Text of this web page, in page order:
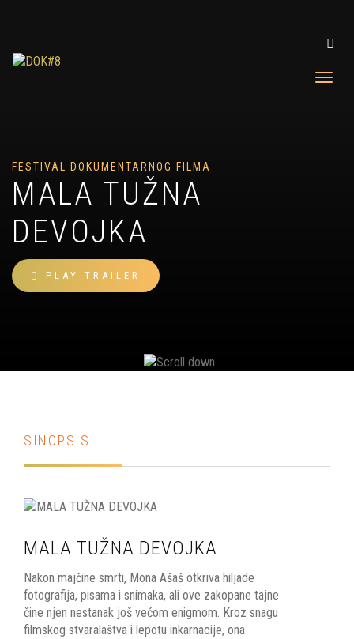
FESTIVAL DOKUMENTARNOG FILMA
MALA TUŽNA
DEVOJKA
PLAY TRAILER
SINOPSIS
MALA TUŽNA DEVOJKA
Nakon majčine smrti, Mona Ašaš otkriva hiljade
fotografija, pisama i snimaka, ali ove zakopane tajne
čine njen nestanak još većom enigmom. Kroz snagu
filmskog stvaralaštva i lepotu inkarnacije, ona